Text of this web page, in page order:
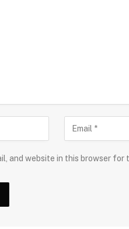
and website in this browser for